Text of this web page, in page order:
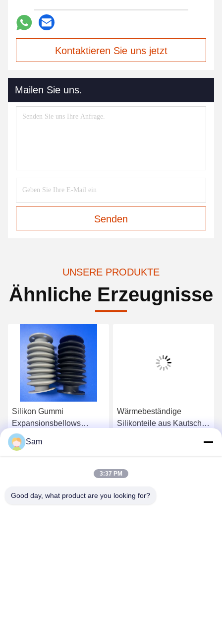
Kontaktieren Sie uns jetzt
Mailen Sie uns.
Senden
UNSERE PRODUKTE
Ähnliche Erzeugnisse
Silikon Gummi
Expansionsbellows
kundenspezifische
Lebensmittelqualität
Wiegen Bellows Rund &
Wärmebeständige
Silikonteile aus Kautschuk
Sam
3:37 PM
Good day, what product are you looking for?